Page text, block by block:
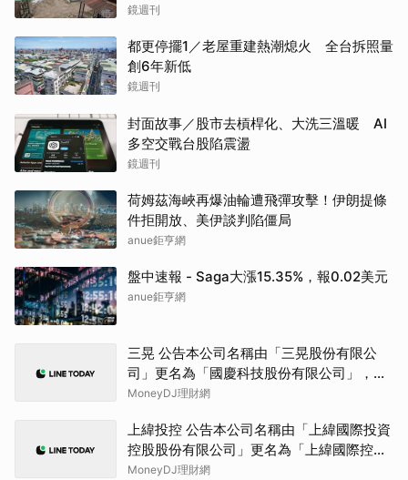
鏡週刊
都更停擺1／老屋重建熱潮熄火 全台拆照量
創6年新低
鏡週刊
封面故事／股市去槓桿化、大洗三溫暖 AI
多空交戰台股陷震盪
鏡週刊
荷姆茲海峽再爆油輪遭飛彈攻擊！伊朗提條
件拒開放、美伊談判陷僵局
anue鉅亨網
盤中速報 - Saga大漲15.35%，報0.02美元
anue鉅亨網
三晃 公告本公司名稱由「三晃股份有限公
司」更名為「國慶科技股份有限公司」，公
告期間：115年07月01日至115年9月30日。
MoneyDJ理財網
上緯投控 公告本公司名稱由「上緯國際投資
控股股份有限公司」更名為「上緯國際控股
股份有限公司」，公告期間：115年6月11日
MoneyDJ理財網